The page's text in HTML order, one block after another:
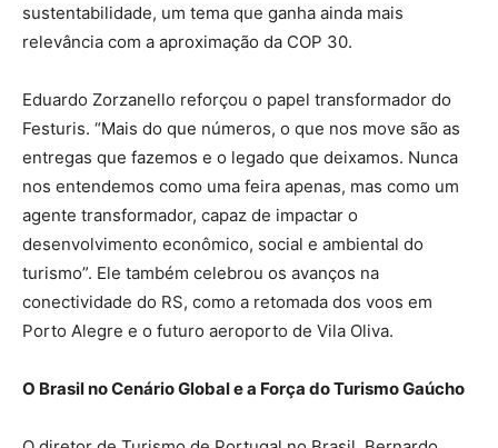
sustentabilidade, um tema que ganha ainda mais
relevância com a aproximação da COP 30.
Eduardo Zorzanello reforçou o papel transformador do
Festuris. “Mais do que números, o que nos move são as
entregas que fazemos e o legado que deixamos. Nunca
nos entendemos como uma feira apenas, mas como um
agente transformador, capaz de impactar o
desenvolvimento econômico, social e ambiental do
turismo”. Ele também celebrou os avanços na
conectividade do RS, como a retomada dos voos em
Porto Alegre e o futuro aeroporto de Vila Oliva.
O Brasil no Cenário Global e a Força do Turismo Gaúcho